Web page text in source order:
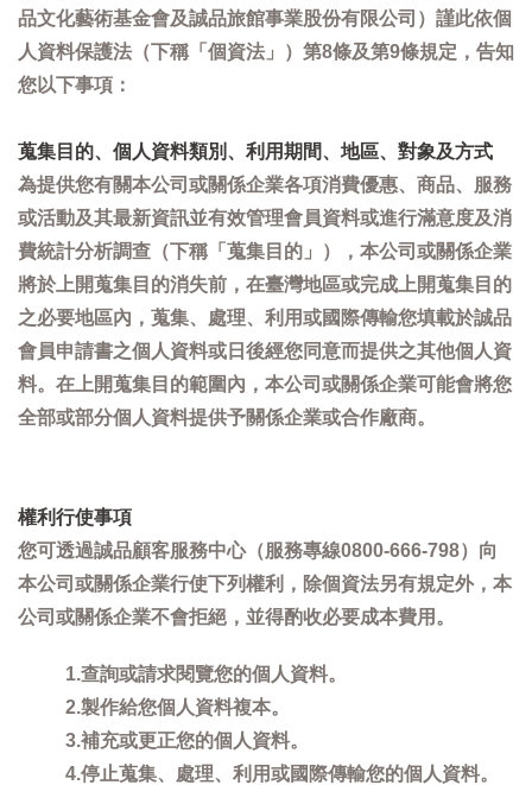
品文化藝術基金會及誠品旅館事業股份有限公司）謹此依個
人資料保護法（下稱「個資法」）第8條及第9條規定，告知
您以下事項：
蒐集目的、個人資料類別、利用期間、地區、對象及方式
為提供您有關本公司或關係企業各項消費優惠、商品、服務
或活動及其最新資訊並有效管理會員資料或進行滿意度及消
費統計分析調查（下稱「蒐集目的」），本公司或關係企業
將於上開蒐集目的消失前，在臺灣地區或完成上開蒐集目的
之必要地區內，蒐集、處理、利用或國際傳輸您填載於誠品
會員申請書之個人資料或日後經您同意而提供之其他個人資
料。在上開蒐集目的範圍內，本公司或關係企業可能會將您
全部或部分個人資料提供予關係企業或合作廠商。
權利行使事項
您可透過誠品顧客服務中心（服務專線0800-666-798）向
本公司或關係企業行使下列權利，除個資法另有規定外，本
公司或關係企業不會拒絕，並得酌收必要成本費用。
1.查詢或請求閱覽您的個人資料。
2.製作給您個人資料複本。
3.補充或更正您的個人資料。
4.停止蒐集、處理、利用或國際傳輸您的個人資料。